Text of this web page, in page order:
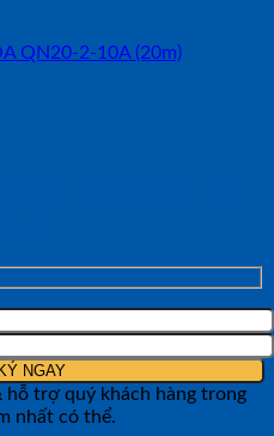
QN20-2-10A (20m)
hỗ trợ quý khách hàng trong
nhất có thể.